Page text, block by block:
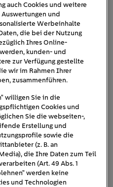
Jeep Avenger
SUV
Modell, den Jeep
Doch innen merkt man
ist immerhin 30
und bietet ein
. Damit ist der Jeep
unsereListe der E-Autos
reicht es für ein
auch Cookies und weitere
und
Werbeinhalte
die bei der Nutzung
Ihres Online-
kunden- und
zur Verfügung gestellte
wir im Rahmen Ihrer
zusammenführen.
willigen Sie in die
Cookies und
Sie die webseiten-,
Erstellung und
sowie die
(z. B. an
die Ihre Daten zum Teil
(Art. 49 Abs. 1
werden keine
und Technologien